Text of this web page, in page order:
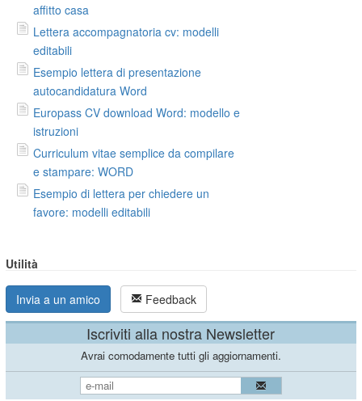
affitto casa
Lettera accompagnatoria cv: modelli
editabili
Esempio lettera di presentazione
autocandidatura Word
Europass CV download Word: modello e
istruzioni
Curriculum vitae semplice da compilare
e stampare: WORD
Esempio di lettera per chiedere un
favore: modelli editabili
Utilità
Invia a un amico Feedback
Iscriviti alla nostra Newsletter
Avrai comodamente tutti gli aggiornamenti.